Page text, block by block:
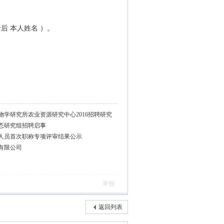
后 本人姓名 ）。
学研究所农业资源研究中心2016招聘研究
研究组招聘启事
员首次职称专项评审结果公示
限公司
举报
返回列表